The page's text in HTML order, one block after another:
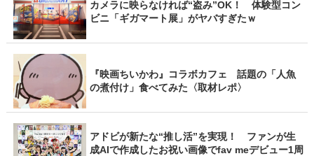
カメラに映らなければ“盗み”OK！ 体験型コン
ビニ「ギガマート展」がヤバすぎたｗ
『映画ちいかわ』コラボカフェ 話題の「人魚
の煮付け」食べてみた〈取材レポ〉
アドビが新たな“推し活”を実現！ ファンが生
成AIで作成したお祝い画像でfav meデビュー1周